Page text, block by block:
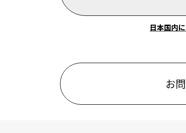
日本国内
お